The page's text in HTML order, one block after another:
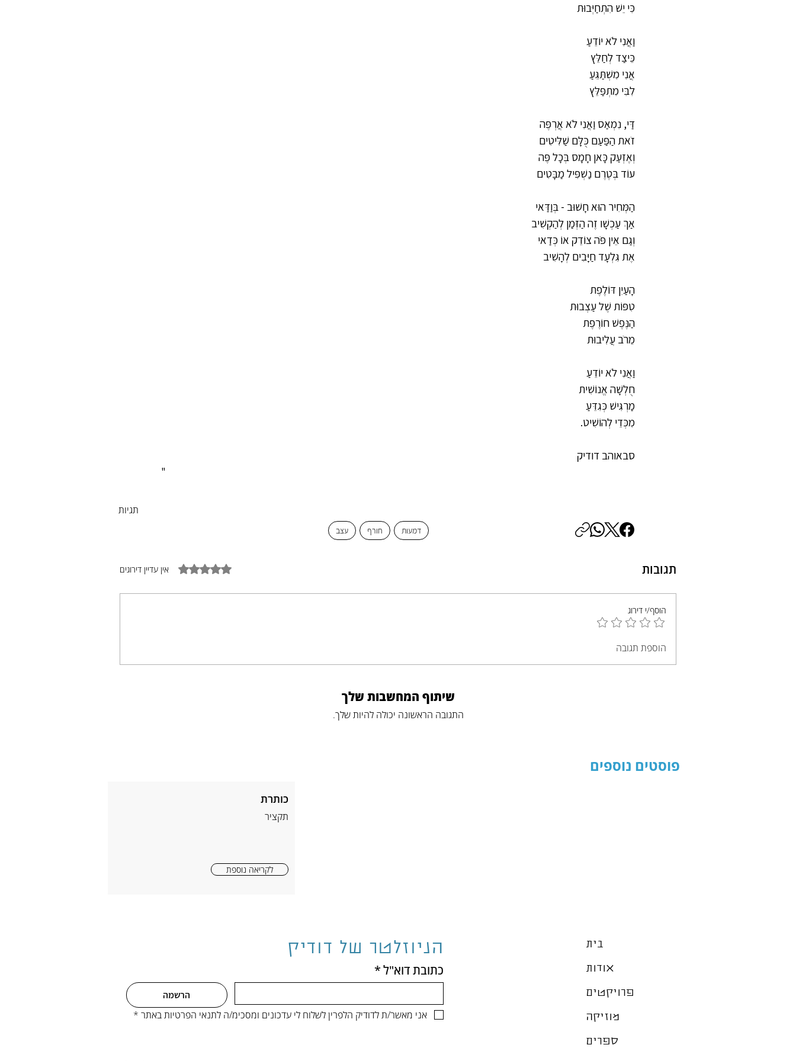
כִּי יֵשׁ הִתְחַיְּבוּת
וַאֲנִי לֹא יוֹדֵעַ
כֵּיצַד לְחַלֵּץ
אֲנִי מִשְׁתַּגֵּעַ
לִבִּי מִתְפַּלֵּץ
דַּי, נִמְאַס וַאֲנִי לֹא אֲרְפֶּה
זֹאת הַפַּעַם כֻּלָּם שַׁלִּיטִים
וְאֶזְעַק כָּאן חָמָס בְּכָל פֶּה
עוֹד בְּטֶרֶם נַשְׁפִּיל מַבָּטִים
הַמְּחִיר הוּא חָשׁוּב - בְּוַדַּאי
אַךְ עַכְשָׁו זֶה הַזְּמַן לְהַקְשִׁיב
וְגַם אֵין פֹּה צוֹדֵק אוֹ כְּדַאי
אֶת גִּלְעָד חַיָּבִים לְהָשִׁיב
הָעַיִן דּוֹלֶפֶת
טִפּוֹת שֶׁל עַצְבוּת
הַנֶּפֶשׁ חוֹרֶפֶת
מֵרֹב עֲלִיבוּת
וַאֲנִי לֹא יוֹדֵעַ
חֻלְשָׁה אֱנוֹשִׁית
מַרְגִּישׁ כְּגִדֵּעַ
מִכְּדֵי לְהוֹשִׁיט.
סבאוהב דודיק
"
תגיות
דמעות חורף עצב
תגובות דירוג של 0 מתוך 5 כוכבים אין עדיין דירוגים
הוסף/י דירוג
הוספת תגובה
שיתוף המחשבות שלך
התגובה הראשונה יכולה להיות שלך.
פוסטים נוספים
כותרת
תקציר
לקריאה נוספת
הניוזלטר של דודיק
כתובת דוא"ל*
הרשמה
אני מאשר/ת לדודיק הלפרין לשלוח לי עדכונים ומסכימ/ה לתנאי הפרטיות באתר *
בית
אודות
פרויקטים
מוזיקה
ספרים